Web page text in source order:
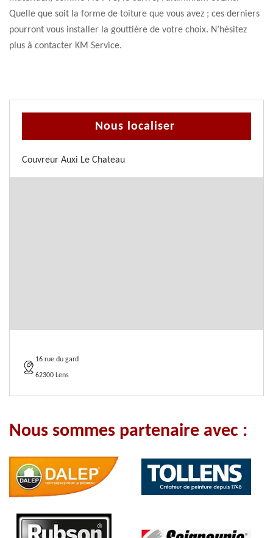
Quelle que soit la forme de toiture que vous avez ; ces derniers
pourront vous installer la gouttière de votre choix. N’hésitez
plus à contacter KM Service.
Nous localiser
Couvreur Auxi Le Chateau
16 rue du gard
62300 Lens
Nous sommes partenaire avec :